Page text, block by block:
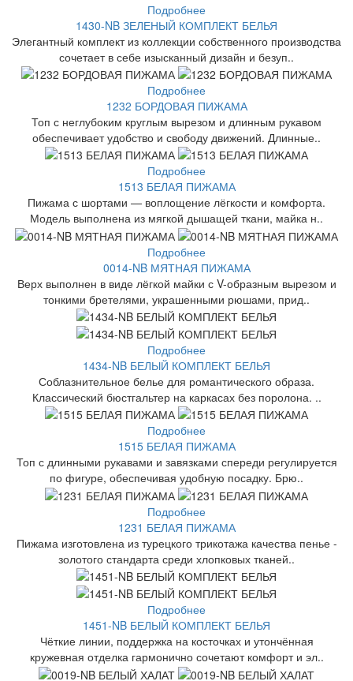
Подробнее
1430-NB ЗЕЛЕНЫЙ КОМПЛЕКТ БЕЛЬЯ
Элегантный комплект из коллекции собственного производства
сочетает в себе изысканный дизайн и безуп..
Подробнее
1232 БОРДОВАЯ ПИЖАМА
Топ с неглубоким круглым вырезом и длинным рукавом
обеспечивает удобство и свободу движений. Длинные..
Подробнее
1513 БЕЛАЯ ПИЖАМА
Пижама с шортами — воплощение лёгкости и комфорта.
Модель выполнена из мягкой дышащей ткани, майка н..
Подробнее
0014-NB МЯТНАЯ ПИЖАМА
Верх выполнен в виде лёгкой майки с V-образным вырезом и
тонкими бретелями, украшенными рюшами, прид..
Подробнее
1434-NB БЕЛЫЙ КОМПЛЕКТ БЕЛЬЯ
Соблазнительное белье для романтического образа.
Классический бюстгальтер на каркасах без поролона. ..
Подробнее
1515 БЕЛАЯ ПИЖАМА
Топ с длинными рукавами и завязками спереди регулируется
по фигуре, обеспечивая удобную посадку. Брю..
Подробнее
1231 БЕЛАЯ ПИЖАМА
Пижама изготовлена из турецкого трикотажа качества пенье -
золотого стандарта среди хлопковых тканей..
Подробнее
1451-NB БЕЛЫЙ КОМПЛЕКТ БЕЛЬЯ
Чёткие линии, поддержка на косточках и утончённая
кружевная отделка гармонично сочетают комфорт и эл..